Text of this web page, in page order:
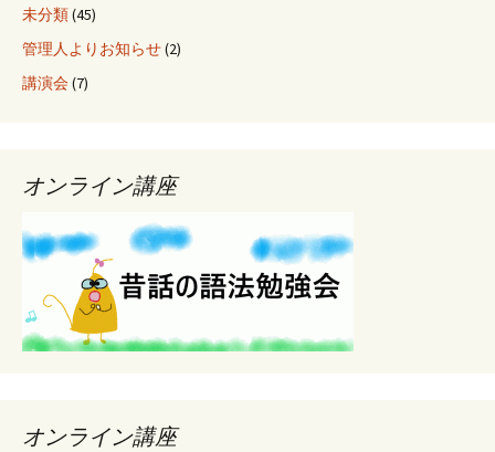
未分類(45)
管理人よりお知らせ(2)
講演会(7)
オンライン講座
オンライン講座